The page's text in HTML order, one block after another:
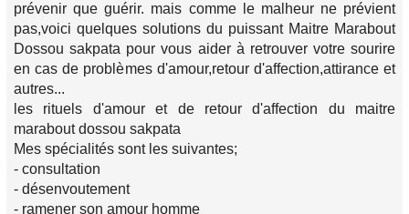
prévenir que guérir. mais comme le malheur ne prévient
pas,voici quelques solutions du puissant Maitre Marabout
Dossou sakpata pour vous aider à retrouver votre sourire
en cas de problèmes d'amour,retour d'affection,attirance et
autres...
les rituels d'amour et de retour d'affection du maitre
marabout dossou sakpata
Mes spécialités sont les suivantes;
- consultation
- désenvoutement
- ramener son amour homme